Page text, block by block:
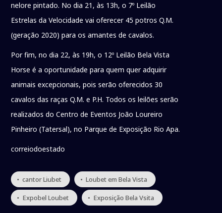
nelore pintado. No dia 21, às 13h, o 7º Leilão
Estrelas da Velocidade vai oferecer 45 potros Q.M.
(geração 2020) para os amantes de cavalos.
Por fim, no dia 22, às 19h, o 12º Leilão Bela Vista
Horse é a oportunidade para quem quer adquirir
animais excepcionais, pois serão oferecidos 30
cavalos das raças Q.M. e P.H. Todos os leilões serão
realizados do Centro de Eventos João Loureiro
Pinheiro (Tatersal), no Parque de Exposição Rio Apa.
correiodoestado
• cantor Liubet • Loubet em Bela Vista
• Expobel Loubet • Exposição Bela Vsita